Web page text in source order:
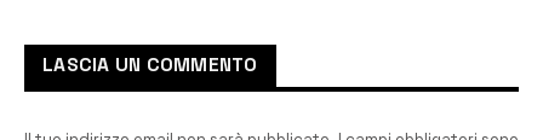
LASCIA UN COMMENTO